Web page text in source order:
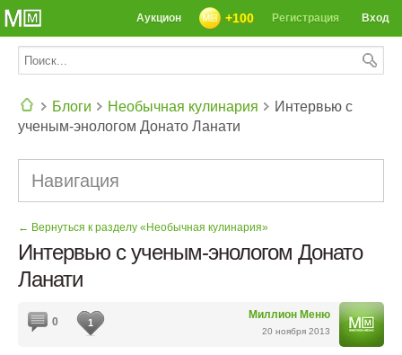
Вход
Регистрация
+100
Аукцион
Блоги Необычная кулинария
Интервью с
ученым-энологом Донато Ланати
Навигация
← Вернуться к разделу «Необычная кулинария»
Интервью с ученым-энологом Донато
Ланати
Миллион Меню
20 ноября 2013
0 1